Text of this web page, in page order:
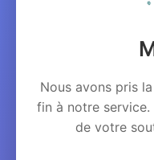
Nous avons pris
fin à notre
de votre